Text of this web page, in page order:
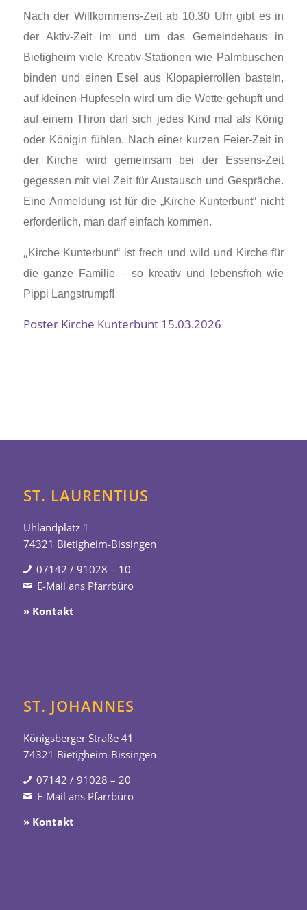
Nach der Willkommens-Zeit ab 10.30 Uhr gibt es in
der Aktiv-Zeit im und um das Gemeindehaus in
Bietigheim viele Kreativ-Stationen wie Palmbuschen
binden und einen Esel aus Klopapierrollen basteln,
auf kleinen Hüpfeseln wird um die Wette gehüpft und
auf einem Thron darf sich jedes Kind mal als König
oder Königin fühlen. Nach einer kurzen Feier-Zeit in
der Kirche wird gemeinsam bei der Essens-Zeit
gegessen mit viel Zeit für Austausch und Gespräche.
Eine Anmeldung ist für die „Kirche Kunterbunt“ nicht
erforderlich, man darf einfach kommen.
„Kirche Kunterbunt“ ist frech und wild und Kirche für
die ganze Familie – so kreativ und lebensfroh wie
Pippi Langstrumpf!
Poster Kirche Kunterbunt 15.03.2026
ST. LAURENTIUS
Uhlandplatz 1
74321 Bietigheim-Bissingen
07142 / 91028 – 10
E-Mail ans Pfarrbüro
» Kontakt
ST. JOHANNES
Königsberger Straße 41
74321 Bietigheim-Bissingen
07142 / 91028 – 20
E-Mail ans Pfarrbüro
» Kontakt